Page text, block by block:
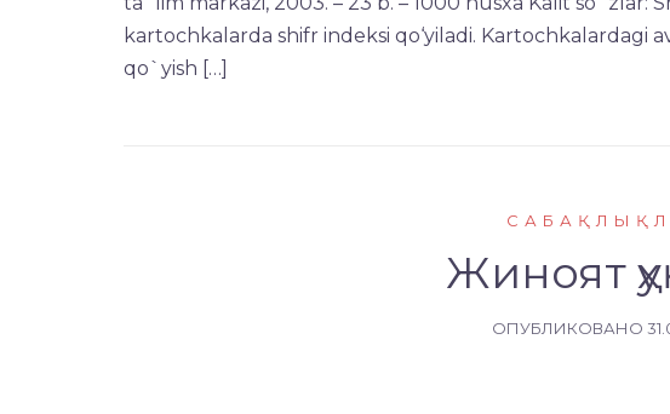
kartochkalarda shifr indeksi qo‘yiladi. Kartochkalardagi
qo`yish […]
Жиноят
ОПУБЛИКОВАНО